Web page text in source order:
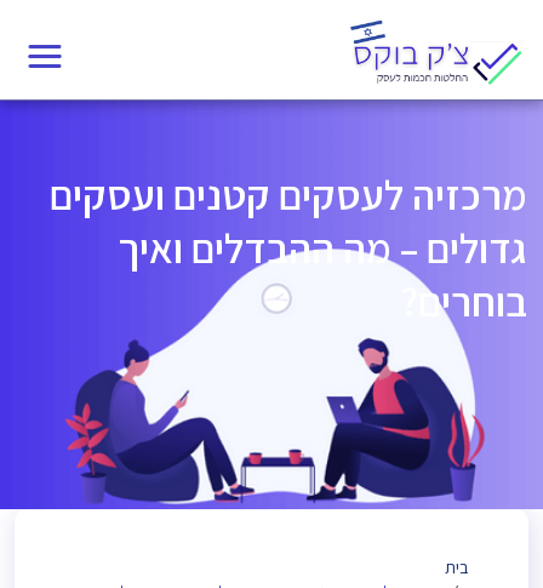
content
מרכזיה לעסקים קטנים ועסקים
גדולים – מה ההבדלים ואיך
בוחרים?
בית